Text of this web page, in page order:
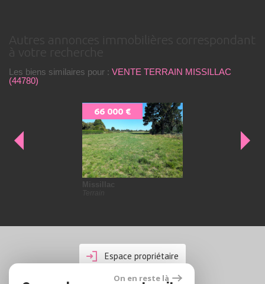
autres annonces immobilières correspondant
à votre recherche
Les biens similaires pour : VENTE TERRAIN MISSILLAC
(44780)
66 000 €
Espace propriétaire
On en reste là